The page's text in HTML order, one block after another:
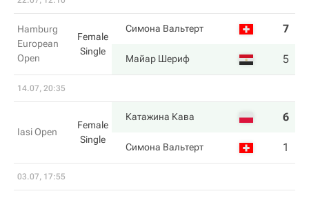
Hamburg
European
Open
Female
Single
Симона Вальтерт 7
Майар Шериф 5
14.07, 20:35
Iasi Open
Female
Single
Катажина Кава 6
Симона Вальтерт 1
03.07, 17:55